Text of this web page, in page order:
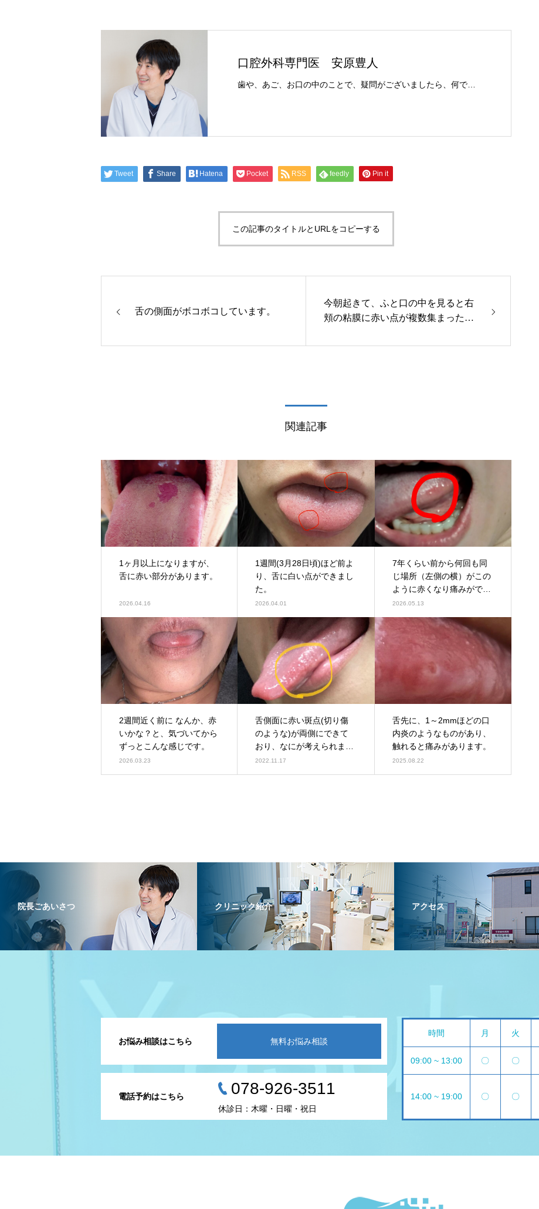
口腔外科専門医 安原豊人
Tweet Share Hatena Pocket RSS feedly Pin it
この記事のタイトルとURLをコピーする
舌の側面がボコボコしています。
今朝起きて、ふと口の中を見ると右
頬の粘膜に赤い点が複数集まったよ
関連記事
1ヶ月以上になりますが、
舌に赤い部分があります。
2026.04.16
1週間(3月28日頃)ほど前よ
り、舌に白い点ができまし
た。
2026.04.01
7年くらい前から何回も同
じ場所（左側の横）がこの
ように赤くなり痛みがでま
す。
2026.05.13
2週間近く前に なんか、赤
いかな？と、気づいてから
ずっとこんな感じです。
2026.03.23
舌側面に赤い斑点(切り傷
のような)が両側にできて
おり、なにが考えられます
でしょうか。
2022.11.17
舌先に、1～2mmほどの口
内炎のようなものがあり、
触れると痛みがあります。
2025.08.22
院長ごあいさつ クリニック紹介 アクセス
お悩み相談はこちら 無料お悩み相談
電話予約はこちら 078-926-3511
休診日：木曜・日曜・祝日
時間 月 火
09:00 ~ 13:00 〇 〇
14:00 ~ 19:00 〇 〇